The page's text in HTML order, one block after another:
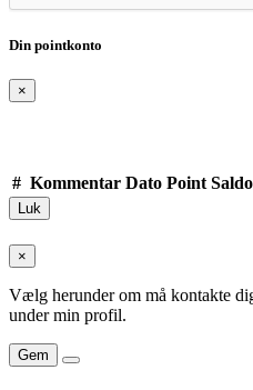
Din pointkonto
×
# Kommentar Dato Point Saldo
Luk
×
Vælg herunder om må kontakte
under min profil.
Gem